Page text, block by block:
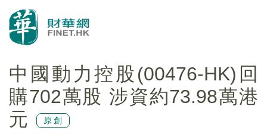
中國動力控股(00476-HK)回
購702萬股 涉資約73.98萬港
元
原創